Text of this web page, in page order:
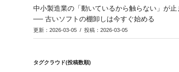
中小製造業の「動いているから触らない」が止
── 古いソフトの棚卸しは今すぐ始める
更新：2026-03-05 / 投稿：2026-03-05
タグクラウド(投稿数順)